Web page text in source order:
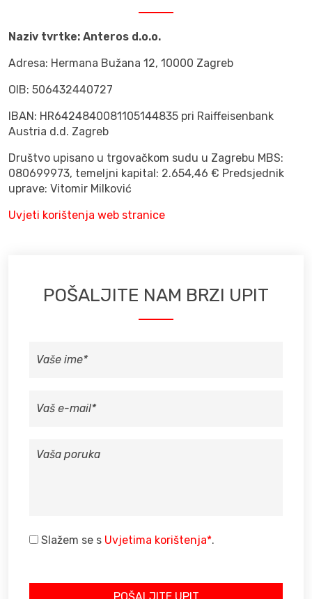
Naziv tvrtke: Anteros d.o.o.
Adresa: Hermana Bužana 12, 10000 Zagreb
OIB: 506432440727
IBAN: HR6424840081105144835 pri Raiffeisenbank
Austria d.d. Zagreb
Društvo upisano u trgovačkom sudu u Zagrebu MBS:
080699973, temeljni kapital: 2.654,46 € Predsjednik
uprave: Vitomir Milković
Uvjeti korištenja web stranice
POŠALJITE NAM BRZI UPIT
IME
E-
PORUKA
Slažem se s Uvjetima korištenja*.